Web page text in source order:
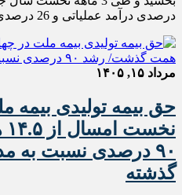
درصدی درآمد عملیاتی و 26 درصدی سود خالص شد.
مرداد ۱۵, ۱۴۰۵
حق بیمه تولیدی بیمه
۹۰ درصدی نسبت به
گذشته